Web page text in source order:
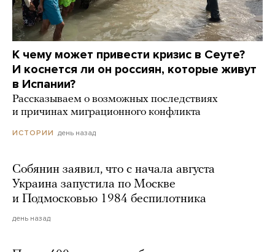
К чему может привести кризис в Сеуте?
И коснется ли он россиян, которые живут
в Испании?
Рассказываем о возможных последствиях
и причинах миграционного конфликта
ИСТОРИИ день назад
Собянин заявил, что с начала августа
Украина запустила по Москве
и Подмосковью 1984 беспилотника
день назад